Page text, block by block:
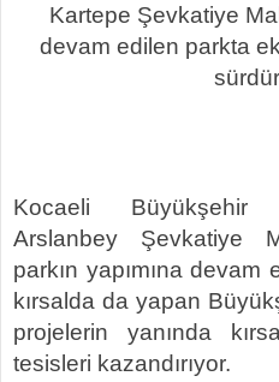
Kartepe Şevkatiye
devam edilen parkta
Kocaeli Büyükşehir
Arslanbey Şevkatiye
parkın yapımına
kırsalda da yapan
projelerin yanında
tesisleri kazandırıyor.